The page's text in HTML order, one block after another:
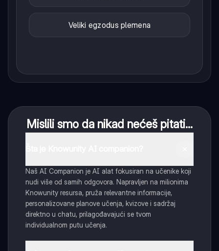
Veliki egzodus plemena
Mislili smo da nikad nećeš pitati...
Naš AI Companion je AI alat fokusiran na učenike koji
nudi više od samih odgovora. Napravljen na milionima
Knowunity resursa, pruža relevantne informacije,
personalizovane planove učenja, kvizove i sadržaj
direktno u chatu, prilagođavajući se tvom
individualnom putu učenja.